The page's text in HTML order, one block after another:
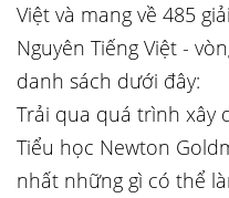
Việt và mang về 485
Nguyên Tiếng Việt -
danh sách dưới đây:
Trải qua quá trình xây
Tiểu học Newton
nhất những gì có thể